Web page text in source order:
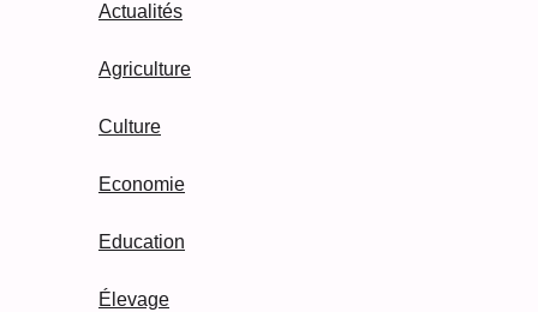
Actualités
Agriculture
Culture
Economie
Education
Élevage